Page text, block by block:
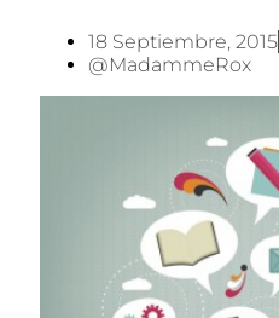
18 Septiembre, 2015
@MadammeRox